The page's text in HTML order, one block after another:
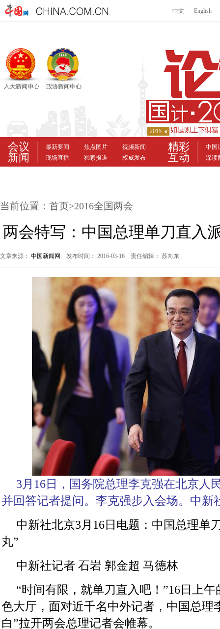
当前位置： 首页>2016全国两会
两会特写：中国总理单刀直入
文章来源： 中国新闻网 发布时间： 2016-03-16 责任编辑： 苏向东
3月16日，国务院总理李克强在北京人
并回答记者提问。李克强步入会场。中新
中新社北京3月16日电题：中国总理单
丸”
中新社记者 石岩 郭金超 马德林
“时间有限，就单刀直入吧！”16日上
色大厅，面对近千名中外记者，中国总理
白”拉开两会总理记者会帷幕。